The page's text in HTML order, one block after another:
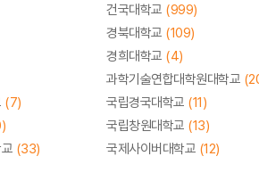
건국대학교 (999)
경북대학교 (109)
경희대학교 (4)
과학기술연합대학원대학교
(7) 국립경국대학교 (11)
국립창원대학교 (13)
(33) 국제사이버대학교 (12)